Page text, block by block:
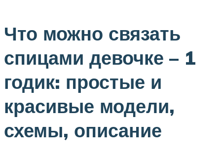
Что можно связать
спицами девочке – 1
годик: простые и
красивые модели,
схемы, описание